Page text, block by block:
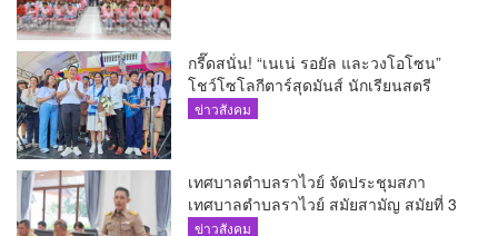
กรี๊ดสนั่น! “เนเน่ รอยัล และวงโอโซน”
โชว์โซโลกีตาร์สุดมันส์ นักเรียนสตรี
ภูเก็ตนั่งไม่ติด ทั้งเต้น-ร้อง
ข่าวสังคม
เทศบาลตำบลราไวย์ จัดประชุมสภา
เทศบาลตำบลราไวย์ สมัยสามัญ สมัยที่ 3
ประจำปี 2569
ข่าวสังคม